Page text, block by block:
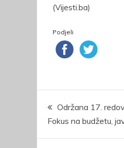
(Vijesti.ba)
Podjeli
Navigacija
članaka
Održana 17.
Fokus na budžetu,